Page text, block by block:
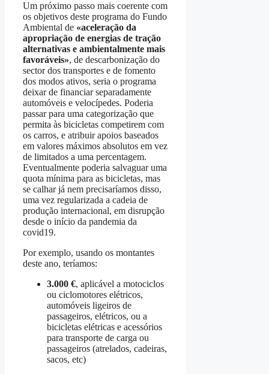
Um próximo passo mais coerente com
os objetivos deste programa do Fundo
Ambiental de «aceleração da
apropriação de energias de tração
alternativas e ambientalmente mais
favoráveis», de descarbonização do
sector dos transportes e de fomento
dos modos ativos, seria o programa
deixar de financiar separadamente
automóveis e velocípedes. Poderia
passar para uma categorização que
permita às bicicletas competirem com
os carros, e atribuir apoios baseados
em valores máximos absolutos em vez
de limitados a uma percentagem.
Eventualmente poderia salvaguar uma
quota mínima para as bicicletas, mas
se calhar já nem precisaríamos disso,
uma vez regularizada a cadeia de
produção internacional, em disrupção
desde o início da pandemia da
covid19.
Por exemplo, usando os montantes
deste ano, teríamos:
3.000 €, aplicável a motociclos
ou ciclomotores elétricos,
automóveis ligeiros de
passageiros, elétricos, ou a
bicicletas elétricas e acessórios
para transporte de carga ou
passageiros (atrelados, cadeiras,
sacos, etc)